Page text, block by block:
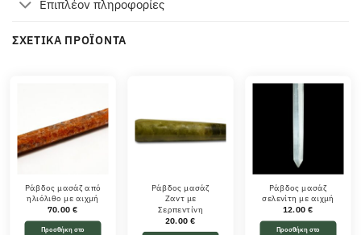
Επιπλέον πληροφορίες
ΣΧΕΤΙΚΆ ΠΡΟΪΌΝΤΑ
Ράβδος μασάζ από
ηλιόλιθο με αιχμή
70.00€
Προσθήκη στο
Ράβδος μασάζ
Ζαντ με
Σερπεντίνη
20.00€
Ράβδος μασάζ
σελενίτη με αιχμή
12.00€
Προσθήκη στο